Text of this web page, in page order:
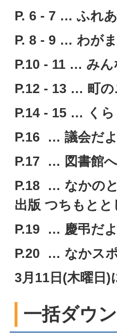
P. 6 - 7 … ふれ
P. 8 - 9 … わが
P.10 - 11 … み
P.12 - 13 … 町
P.14 - 15 … く
P.16 … 議会だ
P.17 … 図書館
P.18 … なかの
出版 つちもとと
P.19 … 慶弔だ
P.20 … なかス
3月11日(木曜日)
一括ダウ